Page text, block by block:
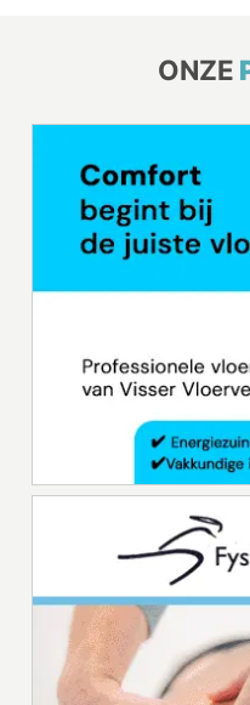
ONZE